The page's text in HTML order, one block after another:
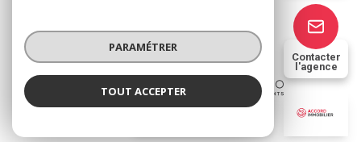
ACCORD IMMOBILIER 63
Contacter
l'agence
© 2026 | Tous droits réservés
Réalisé par
PARAMÉTRER
TOUT ACCEPTER